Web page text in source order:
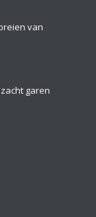
van
garen